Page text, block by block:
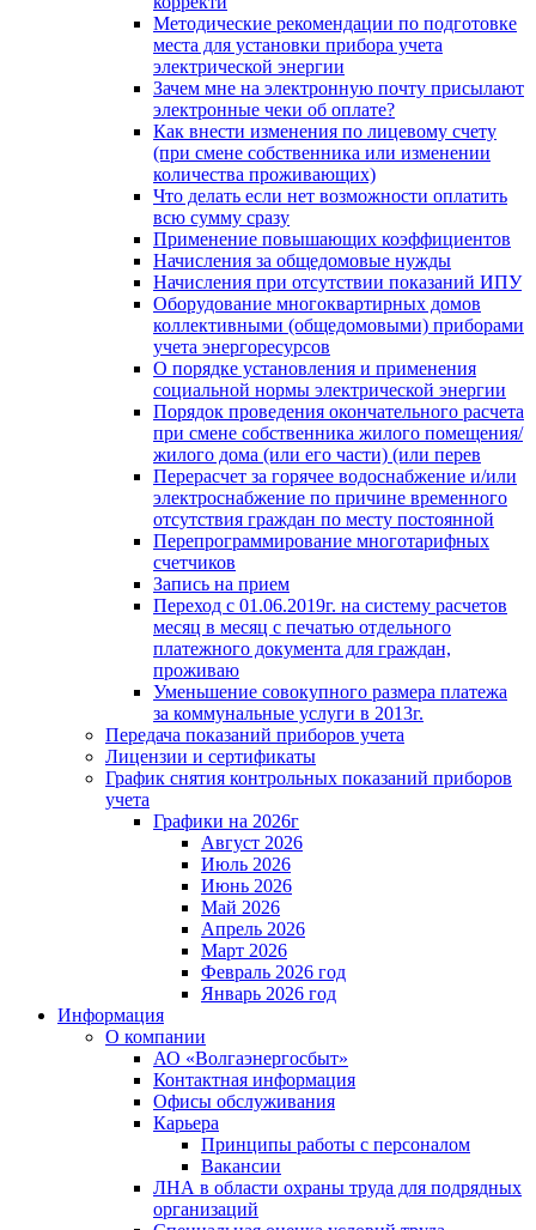
Методические рекомендации по подготовке
места для установки прибора учета
электрической энергии
Зачем мне на электронную почту присылают
электронные чеки об оплате?
Как внести изменения по лицевому счету
(при смене собственника или изменении
количества проживающих)
Что делать если нет возможности оплатить
всю сумму сразу
Применение повышающих коэффициентов
Начисления за общедомовые нужды
Начисления при отсутствии показаний ИПУ
Оборудование многоквартирных домов
коллективными (общедомовыми) приборами
учета энергоресурсов
О порядке установления и применения
социальной нормы электрической энергии
Порядок проведения окончательного расчета
при смене собственника жилого помещения/
жилого дома (или его части) (или перев
Перерасчет за горячее водоснабжение и/или
электроснабжение по причине временного
отсутствия граждан по месту постоянной
Перепрограммирование многотарифных
счетчиков
Запись на прием
Переход с 01.06.2019г. на систему расчетов
месяц в месяц с печатью отдельного
платежного документа для граждан,
проживаю
Уменьшение совокупного размера платежа
за коммунальные услуги в 2013г.
Передача показаний приборов учета
Лицензии и сертификаты
График снятия контрольных показаний приборов
учета
Графики на 2026г
Август 2026
Июль 2026
Июнь 2026
Май 2026
Апрель 2026
Март 2026
Февраль 2026 год
Январь 2026 год
Информация
О компании
АО «Волгаэнергосбыт»
Контактная информация
Офисы обслуживания
Карьера
Принципы работы с персоналом
Вакансии
ЛНА в области охраны труда для подрядных
организаций